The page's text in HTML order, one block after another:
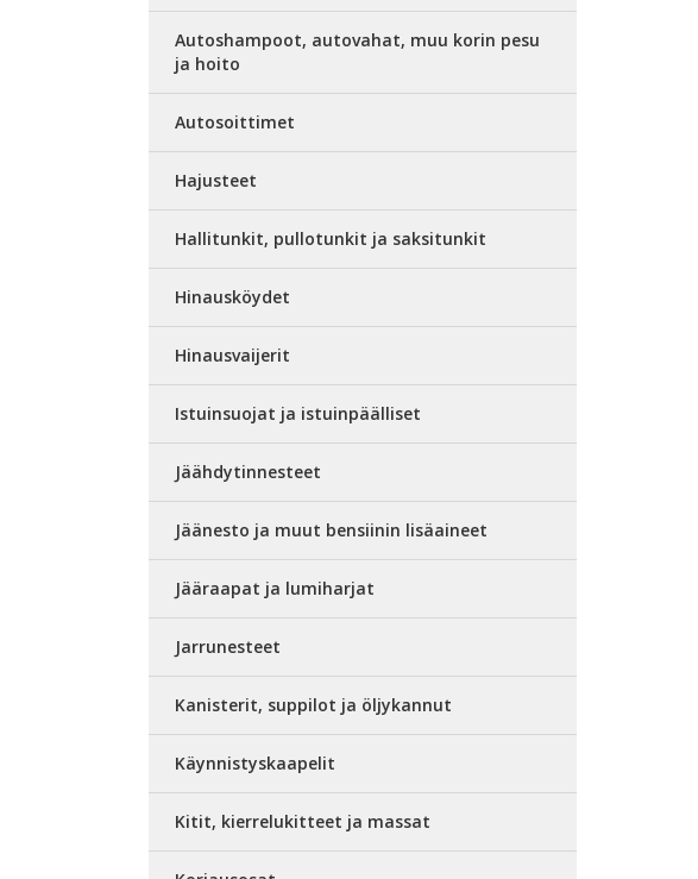
Autoshampoot, autovahat, muu korin pesu
ja hoito
Autosoittimet
Hajusteet
Hallitunkit, pullotunkit ja saksitunkit
Hinausköydet
Hinausvaijerit
Istuinsuojat ja istuinpäälliset
Jäähdytinnesteet
Jäänesto ja muut bensiinin lisäaineet
Jääraapat ja lumiharjat
Jarrunesteet
Kanisterit, suppilot ja öljykannut
Käynnistyskaapelit
Kitit, kierrelukitteet ja massat